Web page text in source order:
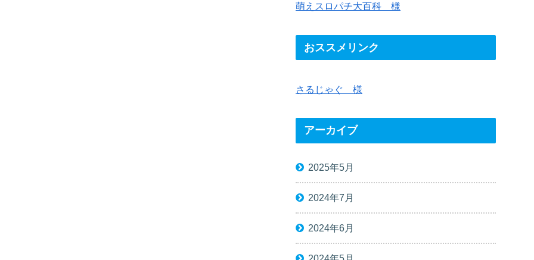
萌えスロパチ大百科 様
おススメリンク
さるじゃぐ 様
アーカイブ
2025年5月
2024年7月
2024年6月